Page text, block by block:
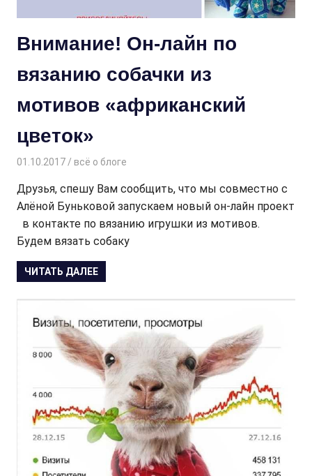
Внимание! Он-лайн по
вязанию собачки из
мотивов «африканский
цветок»
01.10.2017 Творогова Елена
всё о блоге
Друзья, спешу Вам сообщить, что мы совместно с
Алёной Буньковой запускаем новый он-лайн проект
в контакте по вязанию игрушки из мотивов.
Будем вязать собаку
ЧИТАТЬ ДАЛЕЕ